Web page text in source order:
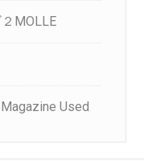
MOLLE
Used